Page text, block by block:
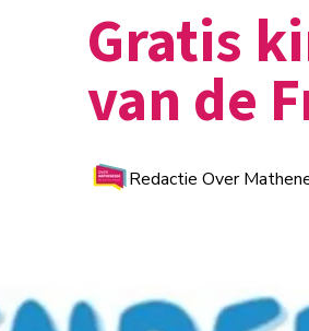
Gratis
van de
Redactie Over